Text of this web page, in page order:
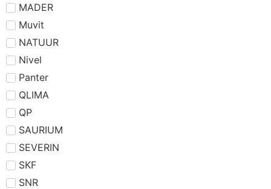
MADER
Muvit
NATUUR
Nivel
Panter
QLIMA
QP
SAURIUM
SEVERIN
SKF
SNR